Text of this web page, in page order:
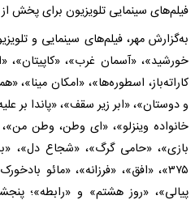
فیلم‌های سینمایی تلویزیون برای
به‌گزارش مهر، فیلم‌های سینمایی و
خورشید»، «آسمان غرب»،
کاراته‌باز، اسطوره‌ها»، «امکان
و دوستان»، «ابر زیر سقف»، «پاندا بر
خانواده‌ وینزلو»، «ای وطن، وطن
بازی»، «حامی‌ گرگ»، «شجاع دل»،
۳۷۵»، «افق»، «فرزانه»، «مائو